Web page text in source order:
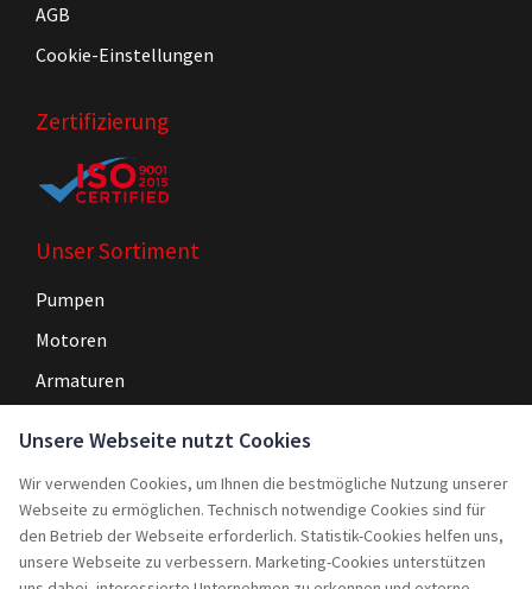
AGB
Cookie-Einstellungen
Zertifizierung
Unser Sortiment
Pumpen
Motoren
Armaturen
Navigation
Home
Service
Unsere Webseite nutzt Cookies
Wir verwenden Cookies, um Ihnen die bestmögliche Nutzung unserer
Webseite zu ermöglichen. Technisch notwendige Cookies sind für
den Betrieb der Webseite erforderlich. Statistik-Cookies helfen uns,
unsere Webseite zu verbessern. Marketing-Cookies unterstützen